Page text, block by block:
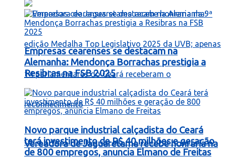
Vereadora de Jaguaretama recebe honraria na
Empresas cearenses se destacam na
Alemanha: Mendonça Borrachas prestigia a
Resibras na FSB 2025
Novo parque industrial calçadista do Ceará
terá investimento de R$ 40 milhões e geração
de 800 empregos, anuncia Elmano de Freitas